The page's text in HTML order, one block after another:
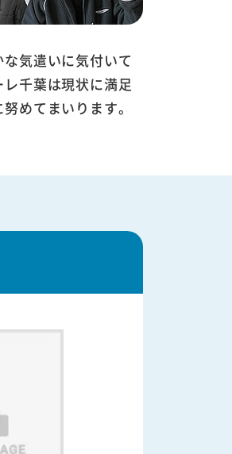
気遣いに気付いて
千葉は現状に満足
めてまいります。